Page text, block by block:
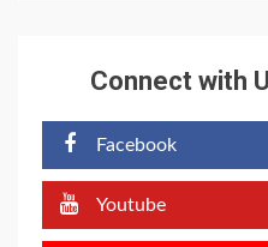
Connect with
Facebook
Youtube